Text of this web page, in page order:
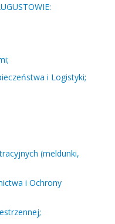
i Logistyki;
(meldunki,
i Ochrony